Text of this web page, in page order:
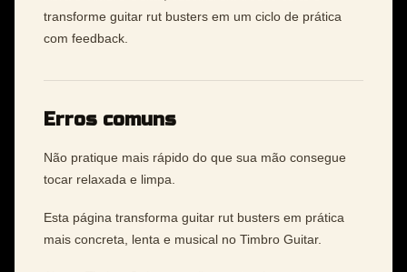
transforme guitar rut busters em um ciclo de prática
com feedback.
Erros comuns
Não pratique mais rápido do que sua mão consegue
tocar relaxada e limpa.
Esta página transforma guitar rut busters em prática
mais concreta, lenta e musical no Timbro Guitar.